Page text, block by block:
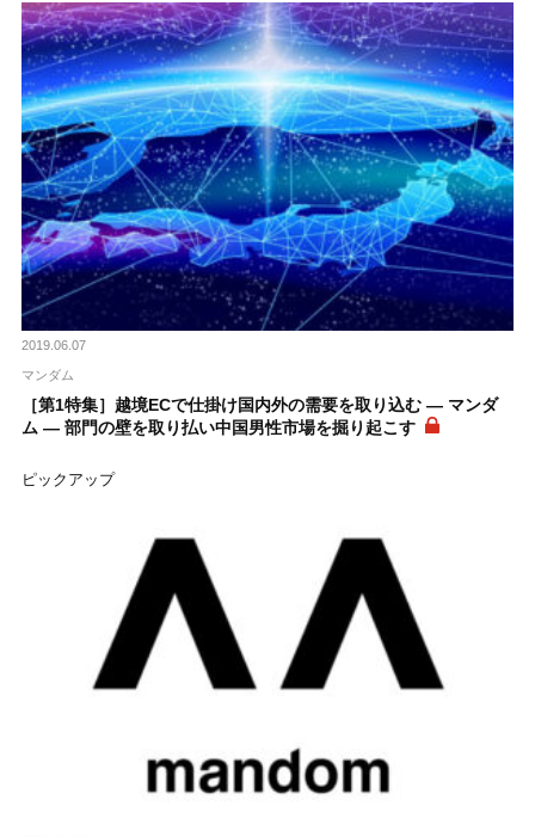
2019.06.07
マンダム
［第1特集］越境ECで仕掛け国内外の需要を取り込む ― マンダ
ム ― 部門の壁を取り払い中国男性市場を掘り起こす
ピックアップ